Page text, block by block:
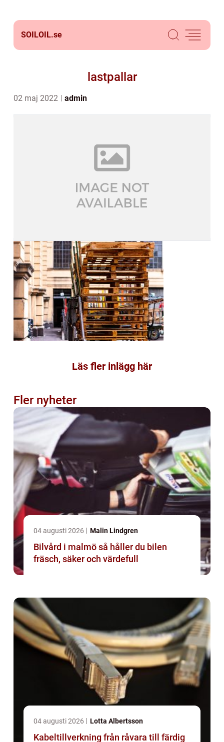
SOILOIL.se
lastpallar
02 maj 2022 admin
Läs fler inlägg här
Fler nyheter
04 augusti 2026 Malin Lindgren
Bilvård i malmö så håller du bilen
fräsch, säker och värdefull
04 augusti 2026 Lotta Albertsson
Kabeltillverkning från råvara till färdig